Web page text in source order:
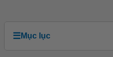
☰Mục lục